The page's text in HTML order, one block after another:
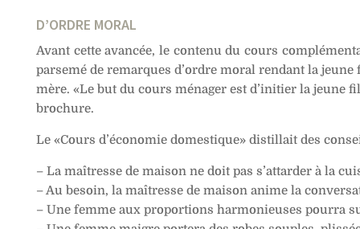
D’ORDRE MORAL
Avant cette avancée, le contenu du cours
parsemé de remarques d’ordre moral rendant la
mère. «Le but du cours ménager est d’initier la jeune
brochure.
Le «Cours d’économie domestique» distillait des
– La maîtresse de maison ne doit pas s’attarder à la
– Au besoin, la maîtresse de maison anime la
– Une femme aux proportions harmonieuses pourra